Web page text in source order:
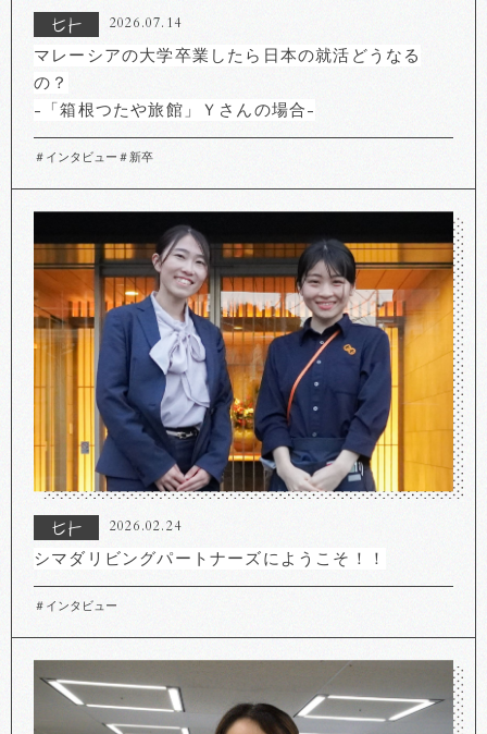
2026.07.14
マレーシアの大学卒業したら日本の就活どうなる
の？
-「箱根つたや旅館」Ｙさんの場合-
＃インタビュー ＃新卒
2026.02.24
シマダリビングパートナーズにようこそ！！
＃インタビュー